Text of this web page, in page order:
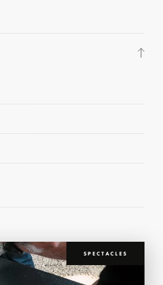
SPECTACLES